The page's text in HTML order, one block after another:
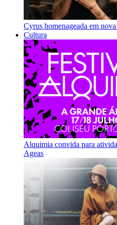
Cyrus homenageada em
Cultura
Alquimia convida para
Ageas